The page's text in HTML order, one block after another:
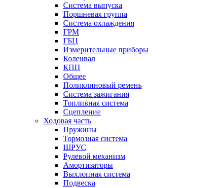
Система выпуска
Поршневая группа
Система охлаждения
ГРМ
ГБЦ
Измерительные приборы
Коленвал
КПП
Общее
Поликлиновый ремень
Система зажигания
Топливная система
Сцепление
Ходовая часть
Пружины
Тормозная система
ШРУС
Рулевой механизм
Амортизаторы
Выхлопная система
Подвеска